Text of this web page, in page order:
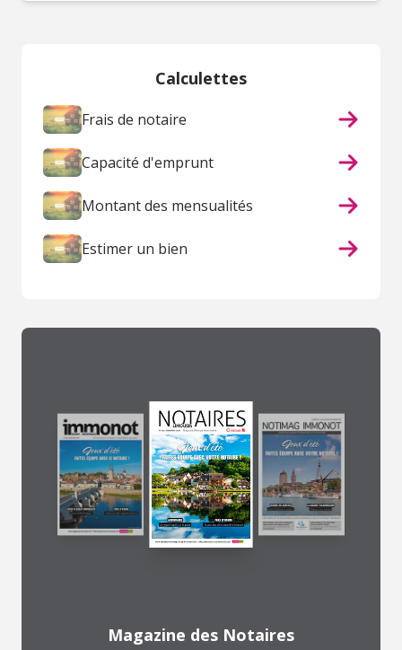
Calculettes
Frais de notaire
Capacité d'emprunt
Montant des mensualités
Estimer un bien
Magazine des Notaires